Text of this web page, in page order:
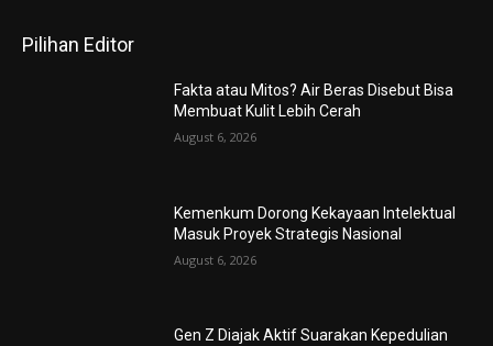
Pilihan Editor
Fakta atau Mitos? Air Beras Disebut Bisa
Membuat Kulit Lebih Cerah
August 6, 2026
Kemenkum Dorong Kekayaan Intelektual
Masuk Proyek Strategis Nasional
August 6, 2026
Gen Z Diajak Aktif Suarakan Kepedulian